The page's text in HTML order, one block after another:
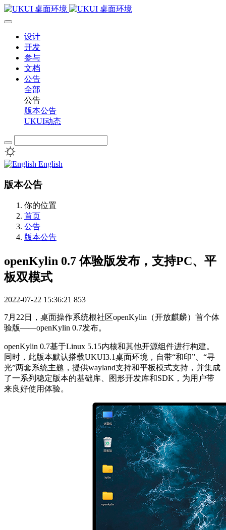
设计
开发
参与
文档
公告
全部
公告
版本公告
UKUI动态
English
版本公告
你的位置
首页
公告
版本公告
openKylin 0.7 体验版发布，支持PC、平
板双模式
2022-07-22 15:36:21 853
7月22日，桌面操作系统根社区openKylin（开放麒麟）首个体
验版——openKylin 0.7发布。
openKylin 0.7基于Linux 5.15内核和其他开源组件进行构建。
同时，此版本默认搭载UKUI3.1桌面环境，自带“和印”、“寻
光”两套系统主题，提供wayland支持和平板模式支持，并集成
了一系列稳定版本的基础库、图形开发库和SDK，为用户带
来良好使用体验。